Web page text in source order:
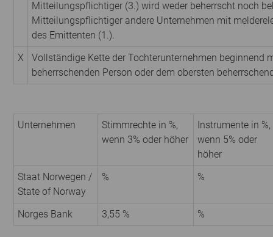
Mitteilungspflichtiger (3.) wird weder beherrscht noch
Mitteilungspflichtiger andere Unternehmen mit
des Emittenten (1.).
X
Vollständige Kette der Tochterunternehmen beginnend
beherrschenden Person oder dem obersten
Unternehmen
Stimmrechte in %,
wenn 3% oder höher
Instrumente in %,
wenn 5% oder
höher
Staat Norwegen /
State of Norway
% %
Norges Bank 3,55 % %